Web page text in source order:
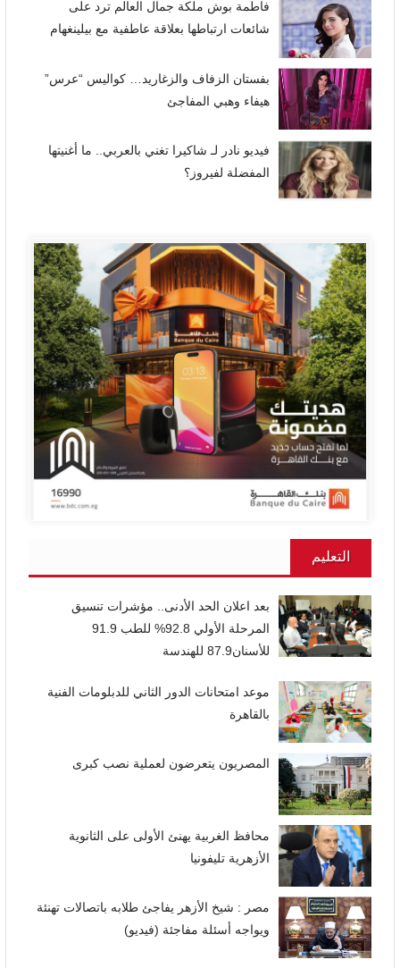
فاطمة بوش ملكة جمال العالم ترد على
شائعات ارتباطها بعلاقة عاطفية مع بيلينغهام
بفستان الزفاف والزغاريد… كواليس “عرس”
هيفاء وهبي المفاجئ
فيديو نادر لـ شاكيرا تغني بالعربي.. ما أغنيتها
المفضلة لفيروز؟
التعليم
بعد اعلان الحد الأدنى.. مؤشرات تنسيق
المرحلة الأولي 92.8% للطب 91.9
للأسنان87.9 للهندسة
موعد امتحانات الدور الثاني للدبلومات الفنية
بالقاهرة
المصريون يتعرضون لعملية نصب كبرى
محافظ الغربية يهنئ الأولى على الثانوية
الأزهرية تليفونيا
مصر : شيخ الأزهر يفاجئ طلابه باتصالات تهنئة
ويواجه أسئلة مفاجئة (فيديو)